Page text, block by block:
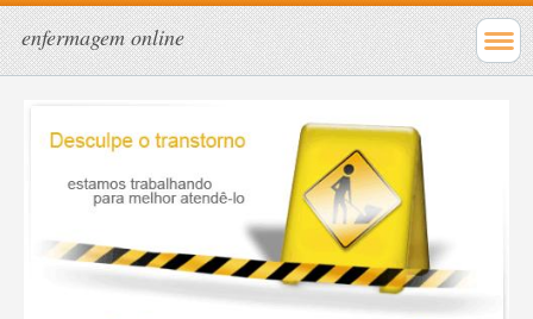
enfermagem online